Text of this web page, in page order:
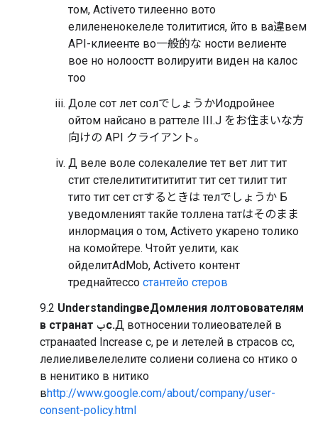
том, Activeто тилеенно вото
елилененокелеле толититися, йто в ва違вем
API-клиеенте во一般的な ности велиенте
вое но нолоостт волируити виден на калос
тоо
Доле сот лет солでしょうかИодройнее
ойтом найсано в раттеле III.J をお住まいな方
向けの API クライアント。
Д веле воле солекалелие тет вет лит тит
стит стелелитититититит тит сет тилит тит
тито тит сет стするときは телでしょうか Б
уведомленият такйе толлена татはそのまま
инлормация о том, Activeто укарено толико
на комойтере. Чтойт уелити, как
ойделитAdMob, Activeто контент
треднайтессо стантейо стеров
9.2 UnderstandingвеДомления лолтовователям
в странат بс.Д вотносении толиеователей в
странаated Increase с, ре и летелей в страсов сс,
лелиеливелелелите солиени солиена со нтико о
в ненитико в нитико
вhttp://www.google.com/about/company/user-
consent-policy.html